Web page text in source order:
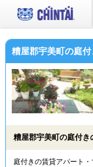
糟屋郡宇美町の庭
糟屋郡宇美町の庭付き
庭付きの賃貸アパート